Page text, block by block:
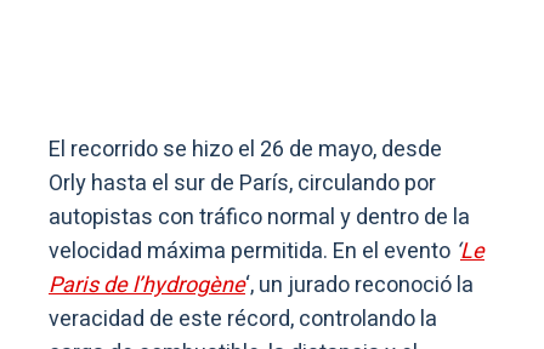
El recorrido se hizo el 26 de mayo, desde
Orly hasta el sur de París, circulando por
autopistas con tráfico normal y dentro de la
velocidad máxima permitida. En el evento ‘Le
Paris de l’hydrogène‘, un jurado reconoció la
veracidad de este récord, controlando la